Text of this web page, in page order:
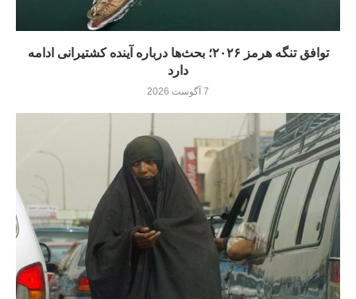
توافق تنگه هرمز ۲۰۲۶؛ بحث‌ها درباره آینده کشتیرانی ادامه
دارد
7 آگوست 2026